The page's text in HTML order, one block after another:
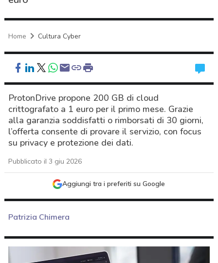
Home Cultura Cyber
ProtonDrive propone 200 GB di cloud
crittografato a 1 euro per il primo mese. Grazie
alla garanzia soddisfatti o rimborsati di 30 giorni,
l’offerta consente di provare il servizio, con focus
su privacy e protezione dei dati.
Pubblicato il 3 giu 2026
Aggiungi tra i preferiti su Google
Patrizia Chimera